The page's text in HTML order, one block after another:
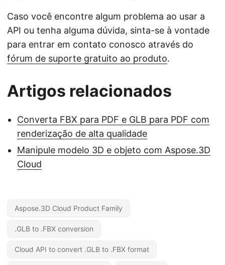
Caso você encontre algum problema ao usar a
API ou tenha alguma dúvida, sinta-se à vontade
para entrar em contato conosco através do
fórum de suporte gratuito ao produto.
Artigos relacionados
Converta FBX para PDF e GLB para PDF com
renderização de alta qualidade
Manipule modelo 3D e objeto com Aspose.3D
Cloud
Aspose.3D Cloud Product Family
.GLB to .FBX conversion
Cloud API to convert .GLB to .FBX format